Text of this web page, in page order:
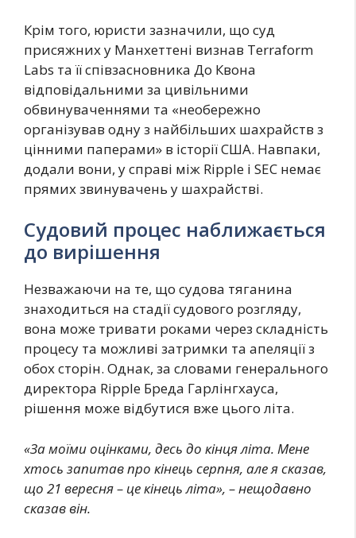
Крім того, юристи зазначили, що суд
присяжних у Манхеттені визнав Terraform
Labs та її співзасновника До Квона
відповідальними за цивільними
обвинуваченнями та «необережно
організував одну з найбільших шахрайств з
цінними паперами» в історії США. Навпаки,
додали вони, у справі між Ripple і SEC немає
прямих звинувачень у шахрайстві.
Судовий процес наближається
до вирішення
Незважаючи на те, що судова тяганина
знаходиться на стадії судового розгляду,
вона може тривати роками через складність
процесу та можливі затримки та апеляції з
обох сторін. Однак, за словами генерального
директора Ripple Бреда Гарлінгхауса,
рішення може відбутися вже цього літа.
«За моїми оцінками, десь до кінця літа. Мене
хтось запитав про кінець серпня, але я сказав,
що 21 вересня – це кінець літа», – нещодавно
сказав він.